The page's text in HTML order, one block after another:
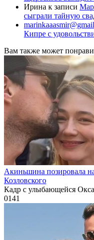
Ирина к записи
сыграли тайную
Кипре с
Вам также может
Акиньшина позировала
Козловского
Кадр с улыбающейся
0141